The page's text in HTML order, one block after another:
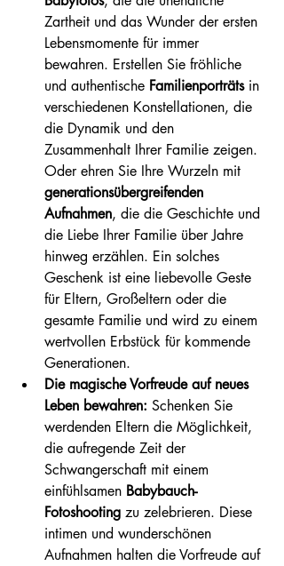
Zartheit und das Wunder der ersten
Lebensmomente für immer
bewahren. Erstellen Sie fröhliche
und authentische Familienporträts in
verschiedenen Konstellationen, die
die Dynamik und den
Zusammenhalt Ihrer Familie zeigen.
Oder ehren Sie Ihre Wurzeln mit
generationsübergreifenden
Aufnahmen, die die Geschichte und
die Liebe Ihrer Familie über Jahre
hinweg erzählen. Ein solches
Geschenk ist eine liebevolle Geste
für Eltern, Großeltern oder die
gesamte Familie und wird zu einem
wertvollen Erbstück für kommende
Generationen.
Die magische Vorfreude auf neues
Leben bewahren: Schenken Sie
werdenden Eltern die Möglichkeit,
die aufregende Zeit der
Schwangerschaft mit einem
einfühlsamen Babybauch-
Fotoshooting zu zelebrieren. Diese
intimen und wunderschönen
Aufnahmen halten die Vorfreude auf